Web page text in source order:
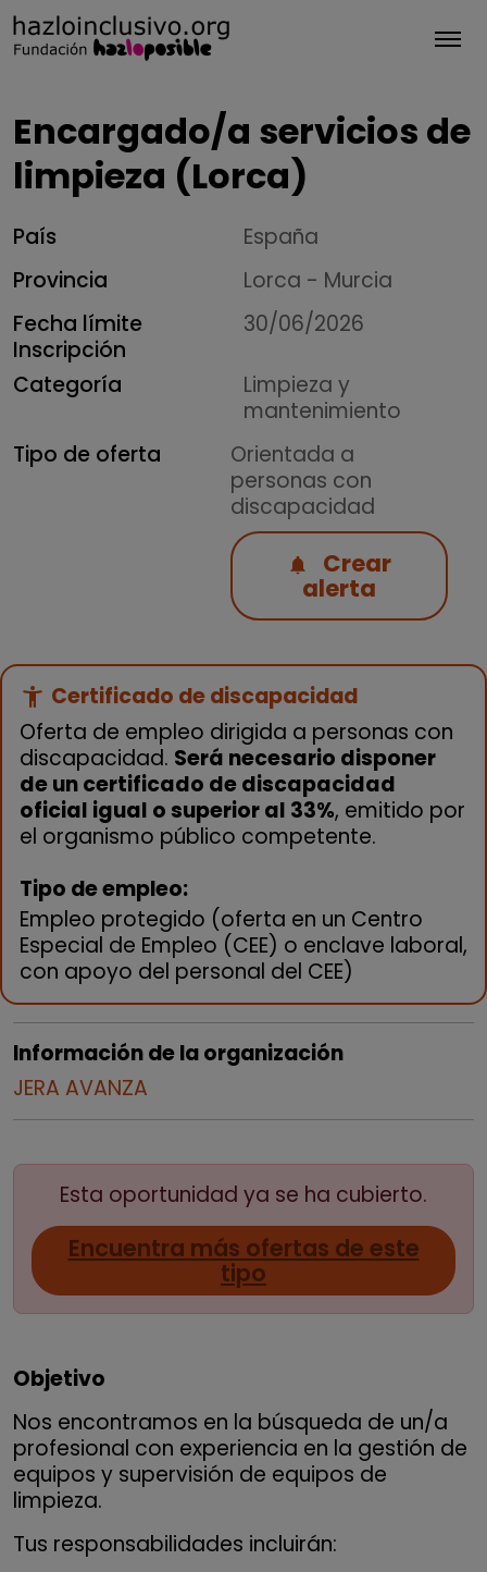
Encargado/a servicios de
limpieza (Lorca)
País
España
Provincia
Lorca - Murcia
Fecha límite
Inscripción
30/06/2026
Categoría
Limpieza y
mantenimiento
Tipo de oferta
Orientada a
personas con
discapacidad
alerta
accessibility_new Certificado de discapacidad
Oferta de empleo dirigida a personas con
discapacidad. Será necesario disponer
de un certificado de discapacidad
oficial igual o superior al 33%, emitido por
el organismo público competente.
Tipo de empleo:
Empleo protegido (oferta en un Centro
Especial de Empleo (CEE) o enclave laboral,
con apoyo del personal del CEE)
Información de la organización
JERA AVANZA
Esta oportunidad ya se ha cubierto.
Encuentra más ofertas de este
tipo
Objetivo
Nos encontramos en la búsqueda de un/a
profesional con experiencia en la gestión de
equipos y supervisión de equipos de
limpieza.
Tus responsabilidades incluirán: